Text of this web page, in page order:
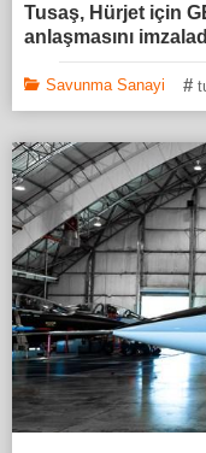
Tusaş, Hürjet için
anlaşmasını
Savunma Sanayi #